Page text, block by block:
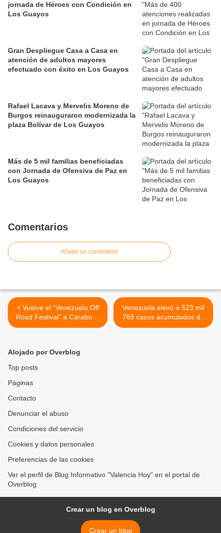
jornada de Héroes con Condición en
Los Guayos
Gran Despliegue Casa a Casa en
atención de adultos mayores
efectuado con éxito en Los Guayos
Rafael Lacava y Mervelis Moreno de
Burgos reinauguraron modernizada la
plaza Bolívar de Los Guayos
Más de 5 mil familias beneficiadas
con Jornada de Ofensiva de Paz en
Los Guayos
Comentarios
Añade un comentario
< Vuelve el “Venezuela Off
Road Festival” a Carabobo
en edición 15 durante
Venezuela elevó a 523 mil
769 casos acumulados de
la Covid - 19 con un nuevo
Alojado por Overblog
Top posts
Páginas
Contacto
Denunciar el abuso
Condiciones del servicio
Cookies y datos personales
Preferencias de las cookies
Ver el perfil de Blog Informativo "Valencia Hoy" en el portal de
Overblog
Crear un blog en Overblog
Crear un blog